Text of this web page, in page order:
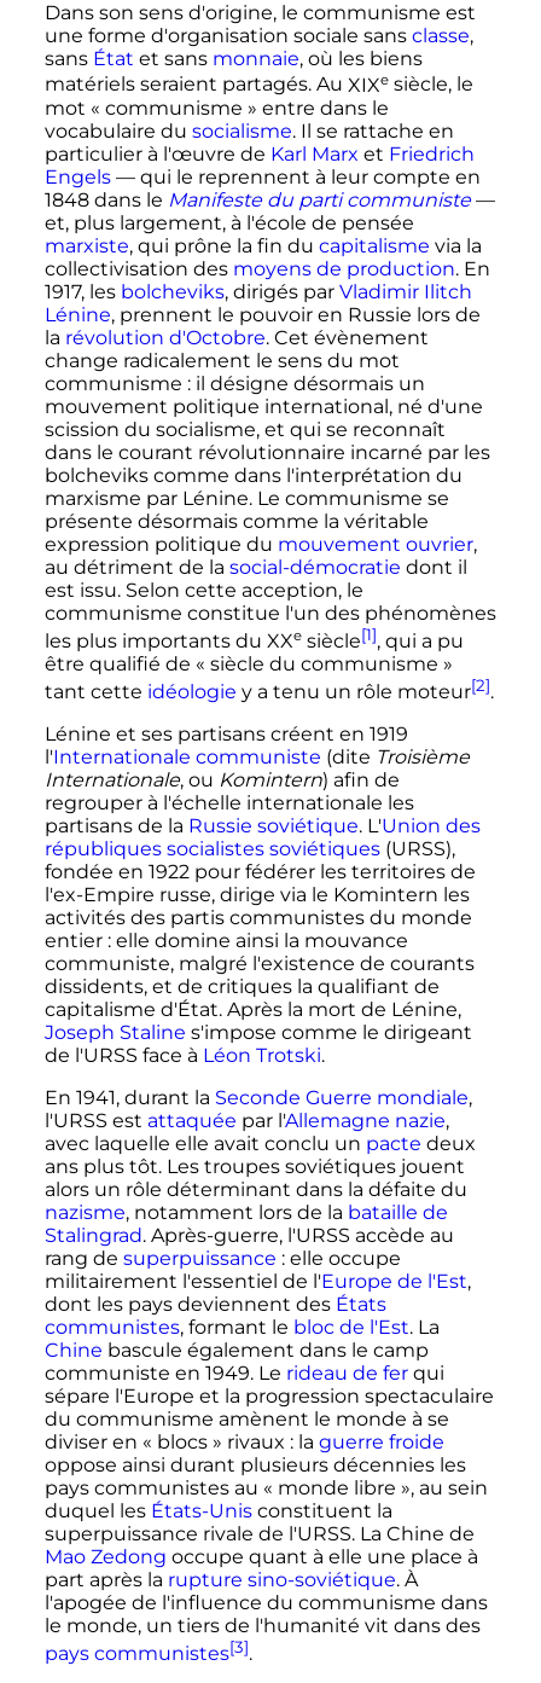
Dans son sens d'origine, le communisme est
une forme d'organisation sociale sans classe,
sans État et sans monnaie, où les biens
matériels seraient partagés. Au XIXe siècle, le
mot « communisme » entre dans le
vocabulaire du socialisme. Il se rattache en
particulier à l'œuvre de Karl Marx et Friedrich
Engels — qui le reprennent à leur compte en
1848 dans le Manifeste du parti communiste —
et, plus largement, à l'école de pensée
marxiste, qui prône la fin du capitalisme via la
collectivisation des moyens de production. En
1917, les bolcheviks, dirigés par Vladimir Ilitch
Lénine, prennent le pouvoir en Russie lors de
la révolution d'Octobre. Cet évènement
change radicalement le sens du mot
communisme : il désigne désormais un
mouvement politique international, né d'une
scission du socialisme, et qui se reconnaît
dans le courant révolutionnaire incarné par les
bolcheviks comme dans l'interprétation du
marxisme par Lénine. Le communisme se
présente désormais comme la véritable
expression politique du mouvement ouvrier,
au détriment de la social-démocratie dont il
est issu. Selon cette acception, le
communisme constitue l'un des phénomènes
les plus importants du XXe siècle[1], qui a pu
être qualifié de « siècle du communisme »
tant cette idéologie y a tenu un rôle moteur[2].
Lénine et ses partisans créent en 1919
l'Internationale communiste (dite Troisième
Internationale, ou Komintern) afin de
regrouper à l'échelle internationale les
partisans de la Russie soviétique. L'Union des
républiques socialistes soviétiques(URSS),
fondée en 1922 pour fédérer les territoires de
l'ex-Empire russe, dirige via le Komintern les
activités des partis communistes du monde
entier : elle domine ainsi la mouvance
communiste, malgré l'existence de courants
dissidents, et de critiques la qualifiant de
capitalisme d'État. Après la mort de Lénine,
Joseph Staline s'impose comme le dirigeant
de l'URSS face à Léon Trotski.
En 1941, durant la Seconde Guerre mondiale,
l'URSS est attaquée par l'Allemagne nazie,
avec laquelle elle avait conclu un pacte deux
ans plus tôt. Les troupes soviétiques jouent
alors un rôle déterminant dans la défaite du
nazisme, notamment lors de la bataille de
Stalingrad. Après-guerre, l'URSS accède au
rang de superpuissance : elle occupe
militairement l'essentiel de l'Europe de l'Est,
dont les pays deviennent des États
communistes, formant le bloc de l'Est. La
Chine bascule également dans le camp
communiste en 1949. Le rideau de ferqui
sépare l'Europe et la progression spectaculaire
du communisme amènent le monde à se
diviser en « blocs » rivaux : la guerre froide
oppose ainsi durant plusieurs décennies les
pays communistes au « monde libre », au sein
duquel les États-Unisconstituent la
superpuissance rivale de l'URSS. La Chine de
Mao Zedong occupe quant à elle une place à
part après la rupture sino-soviétique. À
l'apogée de l'influence du communisme dans
le monde, un tiers de l'humanité vit dans des
pays communistes[3].